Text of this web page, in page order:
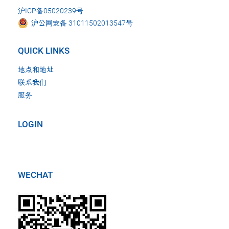
沪ICP备05020239号
沪公网安备 31011502013547号
QUICK LINKS
地点和地址
联系我们
服务
LOGIN
WECHAT